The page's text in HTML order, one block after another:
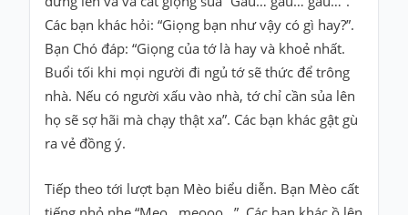
Thơ
Thơ
Vè
Truyện
Các bạn khác hỏi: “Giọng bạn như vậy có gì hay?”.
Bạn Chó đáp: “Giọng của tớ là hay và khoẻ nhất.
Buổi tối khi mọi người đi ngủ tớ sẽ thức để trông
nhà. Nếu có người xấu vào nhà, tớ chỉ cần sủa lên
họ sẽ sợ hãi mà chạy thật xa”. Các bạn khác gật gù
ra vẻ đồng ý.
Tiếp theo tới lượt bạn Mèo biểu diễn. Bạn Mèo cất